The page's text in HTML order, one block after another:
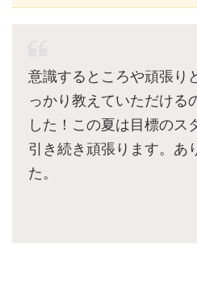
意識するところや頑張り
っかり教えていただける
した！この夏は目標のス
引き続き頑張ります。あ
た。